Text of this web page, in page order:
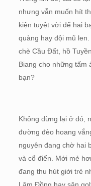
nhưng vẫn muốn hít
kiện tuyệt vời để hai
quàng hay đội mũ
chè Cầu Đất, hồ
Biang cho những tấm
bạn?
Không dừng lại ở đó,
đường đèo hoang
nguyên đang chờ hai
và cổ điển. Mới mẻ
đang thu hút giới trẻ